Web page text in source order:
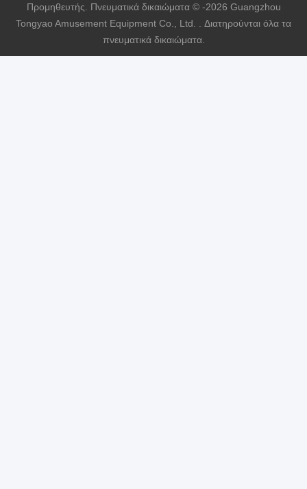
Προμηθευτής. Πνευματικά δικαιώματα © -2026 Guangzhou
Tongyao Amusement Equipment Co., Ltd. . Διατηρούνται όλα τα
πνευματικά δικαιώματα.